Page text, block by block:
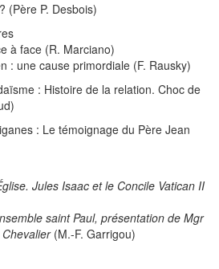
(Père P. Desbois)
à face (R. Marciano)
: une cause primordiale (F. Rausky)
: Histoire de la relation. Choc de
: Le témoignage du Père Jean
Jules Isaac et le Concile Vatican II
saint Paul, présentation de Mgr
(M.-F. Garrigou)